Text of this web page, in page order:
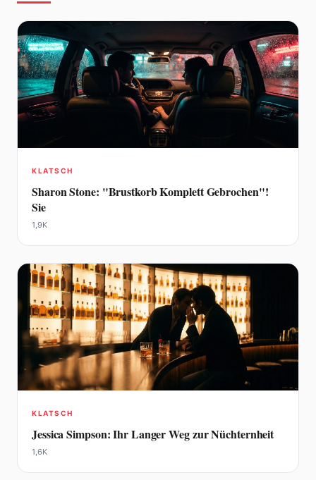
KLATSCH
Sharon Stone: "Brustkorb Komplett Gebrochen"!
Sie
1,9K
KLATSCH
Jessica Simpson: Ihr Langer Weg zur Nüchternheit
1,6K